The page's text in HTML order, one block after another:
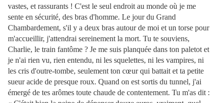
vastes, et rassurants ! C'est le seul endroit au monde où je me
sente en sécurité, des bras d'homme. Le jour du Grand
Chambardement, s'il y a deux bras autour de moi et un torse pour
m'accueillir, j'attendrai sereinement la mort. Tu te souviens,
Charlie, le train fantôme ? Je me suis planquée dans ton paletot et
je n'ai rien vu, rien entendu, ni les squelettes, ni les vampires, ni
les cris d'outre-tombe, seulement ton cœur qui battait et ta petite
sueur acide de presque roux. Quand on est sortis du tunnel, j'ai
émergé de tes arômes toute chaude de contentement. Tu m'as dit :